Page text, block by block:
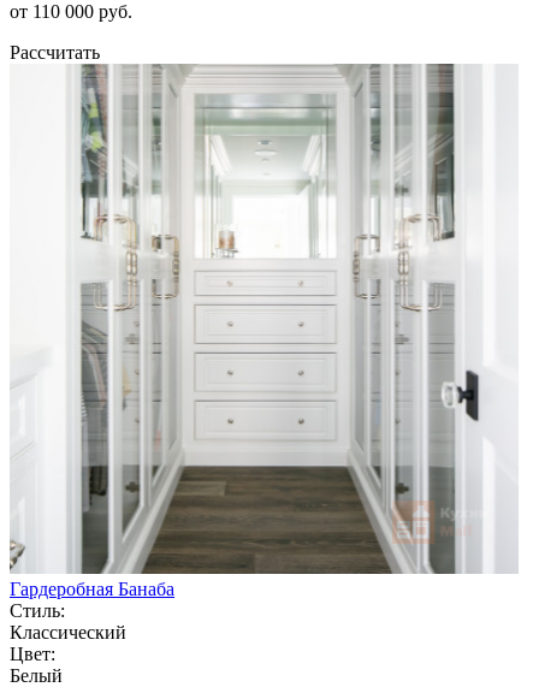
от 110 000 руб.
Рассчитать
Гардеробная Банаба
Стиль:
Классический
Цвет:
Белый